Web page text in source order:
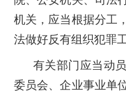
机关，应当根据分工
法做好反有组织犯罪工
有关部门应当动
委员会、企业事业单